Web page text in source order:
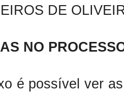
DE
NO
é possível ver